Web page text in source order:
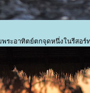
พระอาทิตย์ตกจุดหนึ่งในรีสอร์